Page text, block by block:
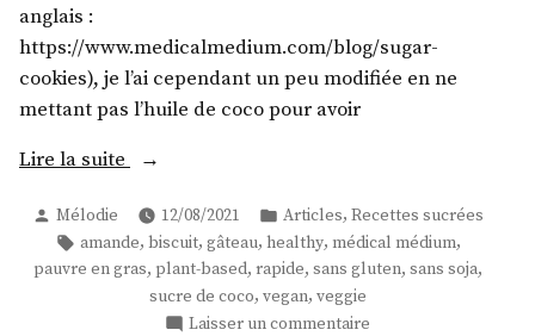
anglais :
https://www.medicalmedium.com/blog/sugar-
cookies), je l’ai cependant un peu modifiée en ne
mettant pas l’huile de coco pour avoir
Lire la suite
« Des
amande
enrobés
de
sucre
Publié
par
Mélodie 12/08/2021
Publié
dans
Articles, Recettes sucrées
Étiquettes :
amande, biscuit, gâteau, healthy, médical médium,
pauvre en gras, plant-based, rapide, sans gluten, sans soja,
sucre de coco, vegan, veggie
Laisser un commentaire